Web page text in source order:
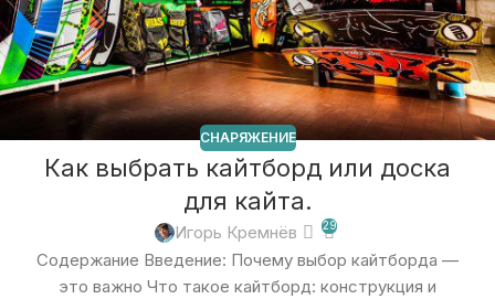
СНАРЯЖЕНИЕ
Как выбрать кайтборд или доска
для кайта.
Игорь Кремнёв 29
Содержание Введение: Почему выбор кайтборда —
это важно Что такое кайтборд: конструкция и